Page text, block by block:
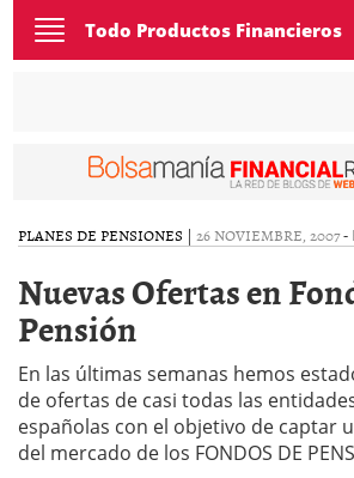
Toggle
navigation
Todo Productos Financieros
PLANES DE PENSIONES | 26 NOVIEMBRE, 2007-
Nuevas Ofertas en
Pensión
En las últimas semanas hemos
de ofertas de casi todas las
españolas con el objetivo de captar
del mercado de los FONDOS DE